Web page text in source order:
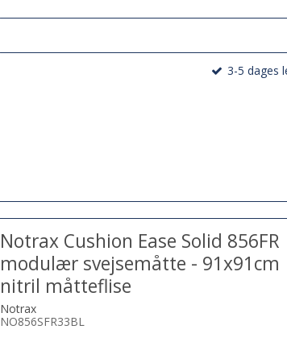
3-5 dages
Notrax Cushion Ease Solid 856FR
modulær svejsemåtte - 91x91cm
nitril måtteflise
Notrax
NO856SFR33BL